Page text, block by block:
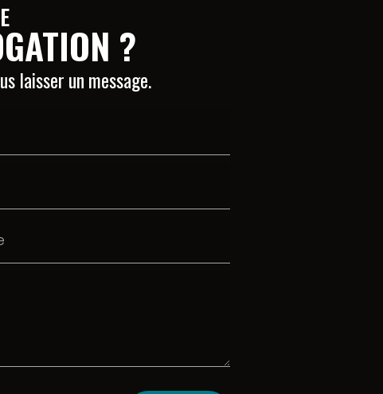
?
laisser un message.